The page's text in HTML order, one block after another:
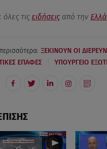
τις ειδήσειςαπό την
ΞΕΚΙΝΟΥΝ ΟΙ
ΕΠΑΦΕΣ ΥΠΟΥΡΓΕΙΟ